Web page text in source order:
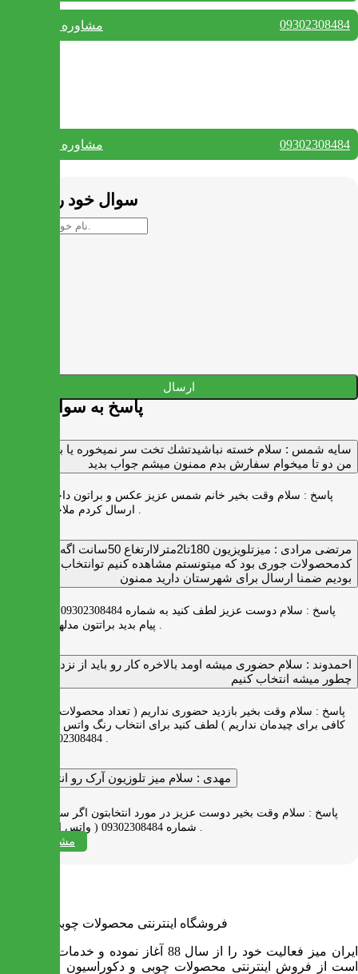
مشاوره واتس آپ 09302308484
مشاوره واتس آپ 09302308484
سوال خود را بپرسید
ارسال
پاسخ به سوالات شما
سايه شمس : سلام خسته نباشيدتشك تخت سر نميخوره يا برنميگرده
من دو تا ميخوام سفارش بدم ممنون ميشم جواب بديد
پاسخ : سلام وقت بخیر خانم شمس عزیز عکس و براتون داخل واتس اپ
ارسال کردم ملاحظه بفرمایید .
مرتضی مرادی :
میزتلویزیون 180تا2مترلاارتغاع 50سانت اگه
کدمحصولات جوری بود که میتونستم مشاهده کنیم توانتخاب راحت‌تر
بودیم ضمنا ارسال برای شهرستان دارید ممنون
پاسخ :
احمدوند : سلام حضوری میشه اومد بالاخره کار رو باید از نزدیک دید
چطور میشه انتخاب کنیم
پاسخ : سلام وقت بخیر بازدید حضوری نداریم ( تعداد محصولات زیاد و فضای
کافی برای چیدمان نداریم ) لطف کنید برای انتخاب رنگ واتس اپ به شماره
09302308484 پیام بدید .
مهدی : سلام میز تلوزیون آرک رو انتخاب کردم
پاسخ : سلام وقت بخیر دوست عزیز در مورد انتخابتون اگر سوالی دارید به
مشاهده همه
فروشگاه اینترنتی محصولات چوبی ایران میز
ایران میز فعالیت خود را از سال 88 آغاز نموده و خدمات آن عبارت
است از فروش اینترنتی محصولات چوبی و دکوراسیون و ارسال به